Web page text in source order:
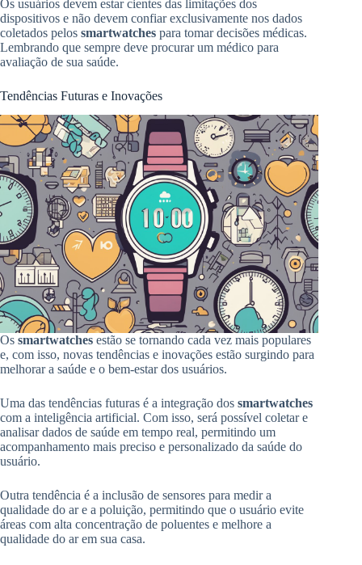
Os usuários devem estar cientes das limitações dos
dispositivos e não devem confiar exclusivamente nos dados
coletados pelos smartwatches para tomar decisões médicas.
Lembrando que sempre deve procurar um médico para
avaliação de sua saúde.
Tendências Futuras e Inovações
Os smartwatches estão se tornando cada vez mais populares
e, com isso, novas tendências e inovações estão surgindo para
melhorar a saúde e o bem-estar dos usuários.
Uma das tendências futuras é a integração dos smartwatches
com a inteligência artificial. Com isso, será possível coletar e
analisar dados de saúde em tempo real, permitindo um
acompanhamento mais preciso e personalizado da saúde do
usuário.
Outra tendência é a inclusão de sensores para medir a
qualidade do ar e a poluição, permitindo que o usuário evite
áreas com alta concentração de poluentes e melhore a
qualidade do ar em sua casa.